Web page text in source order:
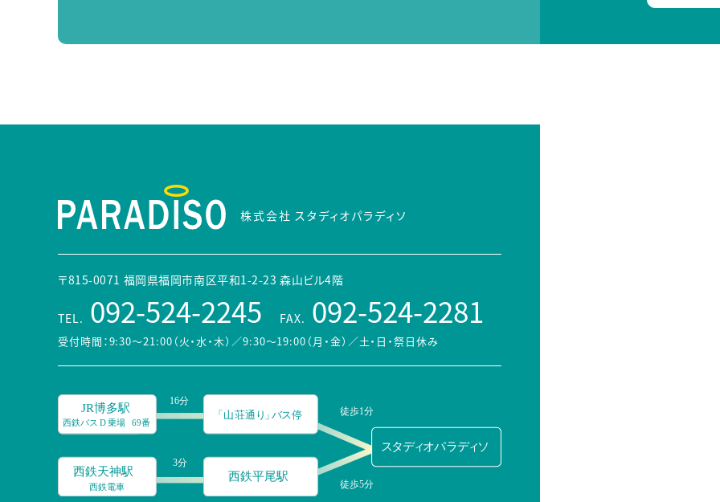
株式会社 スタディオパラディソ
〒815-0071 福岡県福岡市南区平和1-2-23 森山ビル4階
TEL. 092-524-2245 FAX. 092-524-2281
受付時間：9:30～21:00（火・水・木）／9:30～19:00（月・金） ／土・日・祭日休み